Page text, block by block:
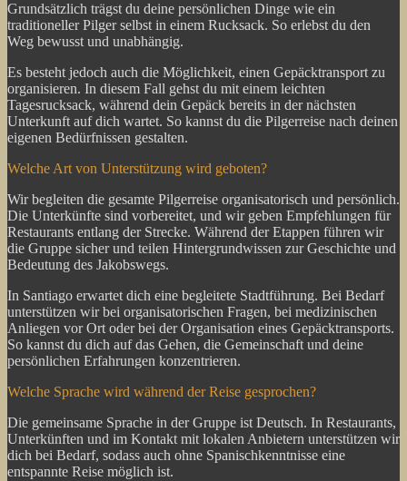
Grundsätzlich trägst du deine persönlichen Dinge wie ein
traditioneller Pilger selbst in einem Rucksack. So erlebst du den
Weg bewusst und unabhängig.
Es besteht jedoch auch die Möglichkeit, einen Gepäcktransport zu
organisieren. In diesem Fall gehst du mit einem leichten
Tagesrucksack, während dein Gepäck bereits in der nächsten
Unterkunft auf dich wartet. So kannst du die Pilgerreise nach deinen
eigenen Bedürfnissen gestalten.
Welche Art von Unterstützung wird geboten?
Wir begleiten die gesamte Pilgerreise organisatorisch und persönlich.
Die Unterkünfte sind vorbereitet, und wir geben Empfehlungen für
Restaurants entlang der Strecke. Während der Etappen führen wir
die Gruppe sicher und teilen Hintergrundwissen zur Geschichte und
Bedeutung des Jakobswegs.
In Santiago erwartet dich eine begleitete Stadtführung. Bei Bedarf
unterstützen wir bei organisatorischen Fragen, bei medizinischen
Anliegen vor Ort oder bei der Organisation eines Gepäcktransports.
So kannst du dich auf das Gehen, die Gemeinschaft und deine
persönlichen Erfahrungen konzentrieren.
Welche Sprache wird während der Reise gesprochen?
Die gemeinsame Sprache in der Gruppe ist Deutsch. In Restaurants,
Unterkünften und im Kontakt mit lokalen Anbietern unterstützen wir
dich bei Bedarf, sodass auch ohne Spanischkenntnisse eine
entspannte Reise möglich ist.